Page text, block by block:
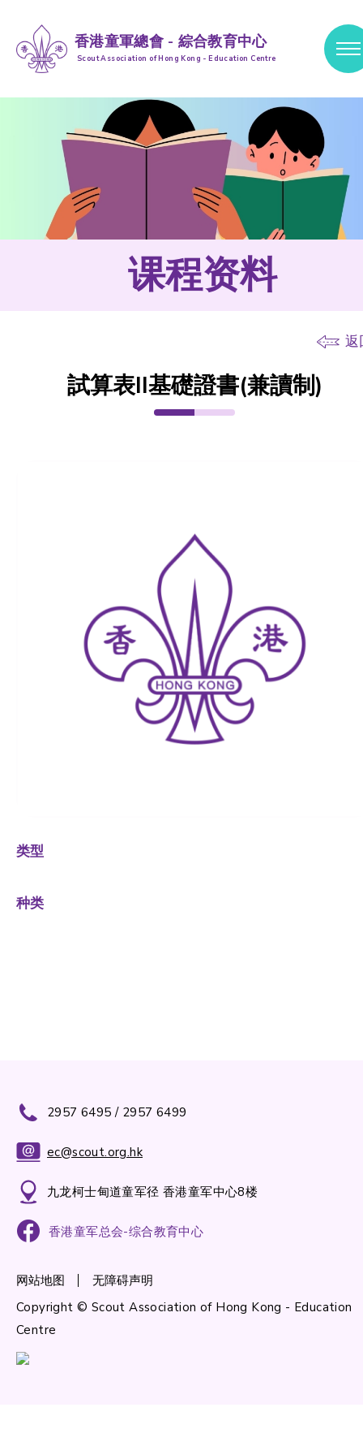
香港童軍總會 - 綜合教育中心
Scout Association of Hong Kong - Education Centre
跳到内容 (按输入键)
课程资料
返
試算表II基礎證書(兼讀制)
类型
种类
2957 6495 / 2957 6499
ec@scout.org.hk
九龙柯士甸道童军径 香港童军中心8楼
香港童军总会-综合教育中心
网站地图
无障碍声明
Copyright © Scout Association of Hong Kong - Education
Centre